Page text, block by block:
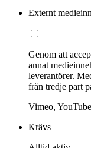
Externt
Genom att
annat
leverantörer.
från tredje part
Vimeo, YouTube
Krävs